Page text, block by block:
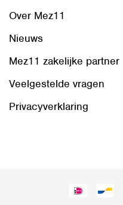
Over Mez11
Nieuws
Mez11 zakelijke partner
Veelgestelde vragen
Privacyverklaring